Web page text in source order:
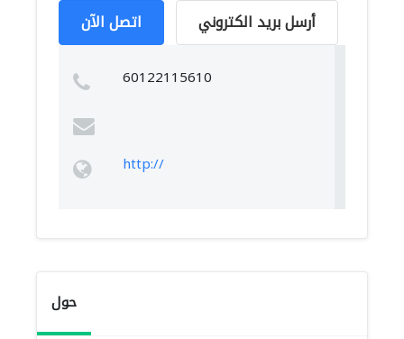
اتصل الآن أرسل بريد الكتروني
60122115610
http://
حول